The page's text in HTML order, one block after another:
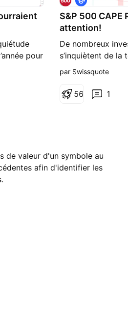
pour
la
S&P 500 CAPE
attention!
De nombreux
s’inquiètent de la
fond de l’indice
l’année 2022 et
d
u
a
i
o
par Swissquote
1
56
de valeur d'un symbole au
afin d'identifier les